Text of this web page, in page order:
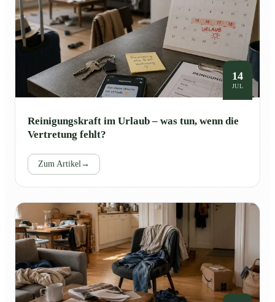
14
JUL
Reinigungskraft im Urlaub – was tun, wenn die
Vertretung fehlt?
Zum Artikel →